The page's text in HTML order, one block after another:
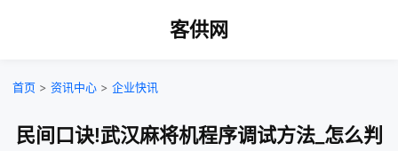
客供网
首页 > 资讯中心 > 企业快讯
民间口诀!武汉麻将机程序调试方法_怎么判